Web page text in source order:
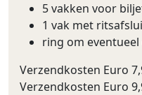
5 vakken voor
1 vak met
ring om
Verzendkosten Euro
Verzendkosten Euro